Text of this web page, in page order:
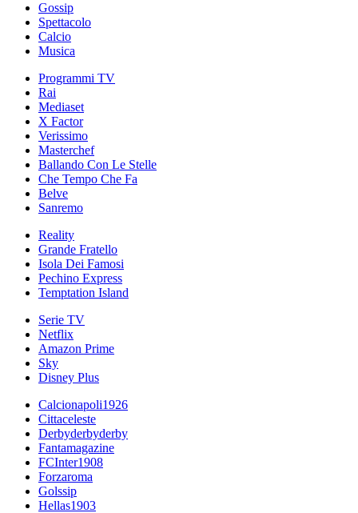
Gossip
Spettacolo
Calcio
Musica
Programmi TV
Rai
Mediaset
X Factor
Verissimo
Masterchef
Ballando Con Le Stelle
Che Tempo Che Fa
Belve
Sanremo
Reality
Grande Fratello
Isola Dei Famosi
Pechino Express
Temptation Island
Serie TV
Netflix
Amazon Prime
Sky
Disney Plus
Calcionapoli1926
Cittaceleste
Derbyderbyderby
Fantamagazine
FCInter1908
Forzaroma
Golssip
Hellas1903